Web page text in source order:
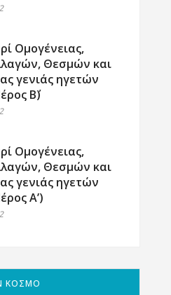
Ομογένειας,
Θεσμών και
γενιάς ηγετών
Β΄)
Ομογένειας,
Θεσμών και
γενιάς ηγετών
Α’)
ΚΟΣΜΟ